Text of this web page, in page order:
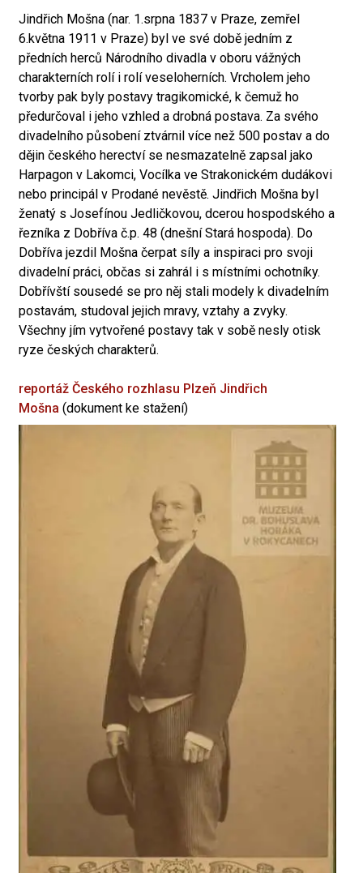
Jindřich Mošna (nar. 1.srpna 1837 v Praze, zemřel
6.května 1911 v Praze) byl ve své době jedním z
předních herců Národního divadla v oboru vážných
charakterních rolí i rolí veseloherních. Vrcholem jeho
tvorby pak byly postavy tragikomické, k čemuž ho
předurčoval i jeho vzhled a drobná postava. Za svého
divadelního působení ztvárnil více než 500 postav a do
dějin českého herectví se nesmazatelně zapsal jako
Harpagon v Lakomci, Vocílka ve Strakonickém dudákovi
nebo principál v Prodané nevěstě. Jindřich Mošna byl
ženatý s Josefínou Jedličkovou, dcerou hospodského a
řezníka z Dobříva č.p. 48 (dnešní Stará hospoda). Do
Dobříva jezdil Mošna čerpat síly a inspiraci pro svoji
divadelní práci, občas si zahrál i s místními ochotníky.
Dobřívští sousedé se pro něj stali modely k divadelním
postavám, studoval jejich mravy, vztahy a zvyky.
Všechny jím vytvořené postavy tak v sobě nesly otisk
ryze českých charakterů.
reportáž Českého rozhlasu Plzeň Jindřich
Mošna (dokument ke stažení)